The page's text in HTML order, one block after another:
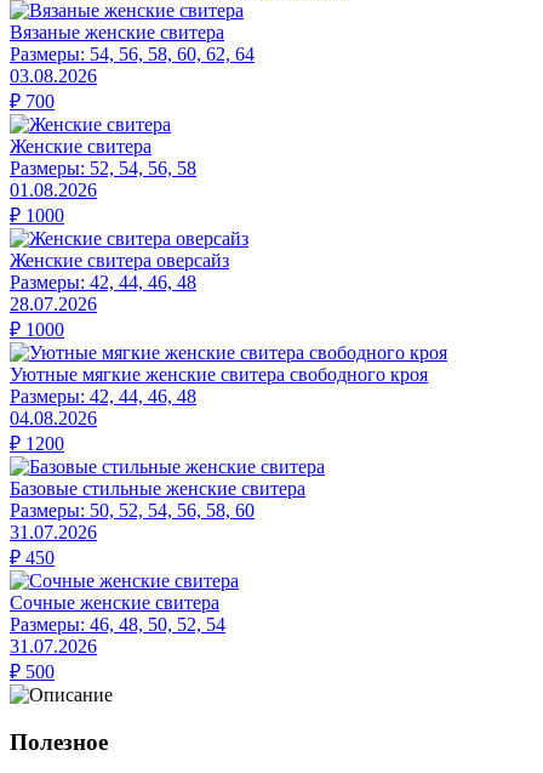
Вязаные женские свитера
Размеры: 54, 56, 58, 60, 62, 64
03.08.2026
₽ 700
Женские свитера
Размеры: 52, 54, 56, 58
01.08.2026
₽ 1000
Женские свитера оверсайз
Размеры: 42, 44, 46, 48
28.07.2026
₽ 1000
Уютные мягкие женские свитера свободного кроя
Размеры: 42, 44, 46, 48
04.08.2026
₽ 1200
Базовые стильные женские свитера
Размеры: 50, 52, 54, 56, 58, 60
31.07.2026
₽ 450
Сочные женские свитера
Размеры: 46, 48, 50, 52, 54
31.07.2026
₽ 500
Полезное